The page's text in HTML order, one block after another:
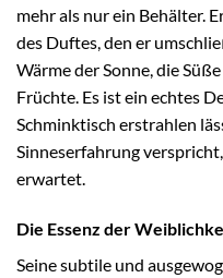
mehr als nur ein Behälter.
des Duftes, den er
Wärme der Sonne, die
Früchte. Es ist ein echtes
Schminktisch erstrahlen
Sinneserfahrung
erwartet.
Die Essenz der
Seine subtile und